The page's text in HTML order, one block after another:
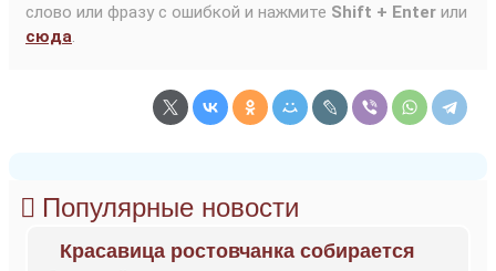
слово или фразу с ошибкой и нажмите Shift + Enter или
сюда.
Популярные новости
Красавица ростовчанка собирается